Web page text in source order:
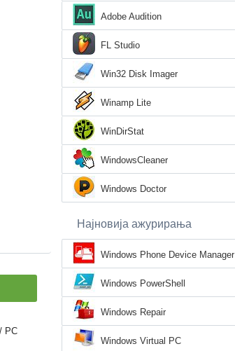
PC
Adobe Audition
FL Studio
Win32 Disk Imager
Winamp Lite
WinDirStat
WindowsCleaner
Windows Doctor
Најновија ажурирања
Windows Phone Device Manager
Windows PowerShell
Windows Repair
Windows Virtual PC